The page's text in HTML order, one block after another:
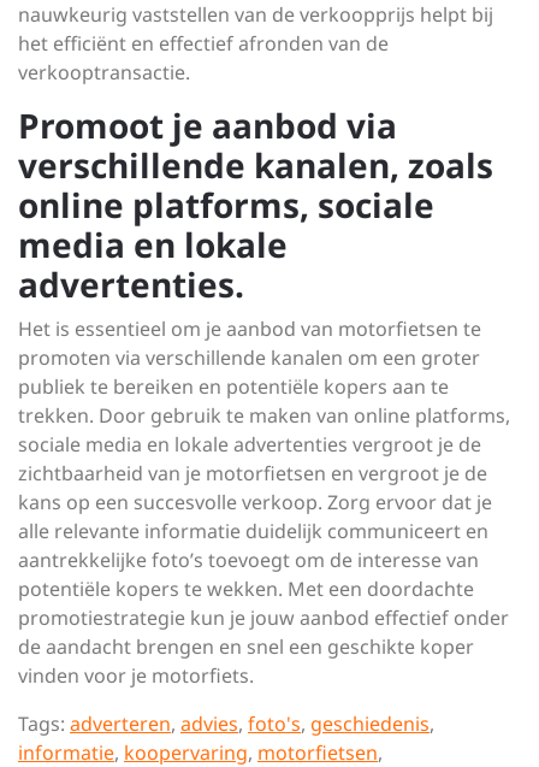
nauwkeurig vaststellen van de verkoopprijs helpt bij
het efficiënt en effectief afronden van de
verkooptransactie.
Promoot je aanbod via
verschillende kanalen, zoals
online platforms, sociale
media en lokale
advertenties.
Het is essentieel om je aanbod van motorfietsen te
promoten via verschillende kanalen om een groter
publiek te bereiken en potentiële kopers aan te
trekken. Door gebruik te maken van online platforms,
sociale media en lokale advertenties vergroot je de
zichtbaarheid van je motorfietsen en vergroot je de
kans op een succesvolle verkoop. Zorg ervoor dat je
alle relevante informatie duidelijk communiceert en
aantrekkelijke foto’s toevoegt om de interesse van
potentiële kopers te wekken. Met een doordachte
promotiestrategie kun je jouw aanbod effectief onder
de aandacht brengen en snel een geschikte koper
vinden voor je motorfiets.
Tags: adverteren, advies, foto's, geschiedenis,
informatie, koopervaring, motorfietsen,